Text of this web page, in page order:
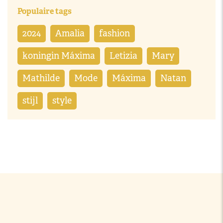
Populaire tags
2024 Amalia fashion
koningin Máxima Letizia Mary
Mathilde Mode Máxima Natan
stijl style